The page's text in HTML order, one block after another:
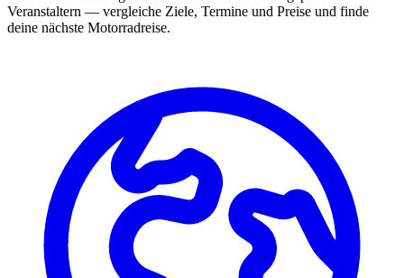
Veranstaltern — vergleiche Ziele, Termine und Preise und finde
deine nächste Motorradreise.